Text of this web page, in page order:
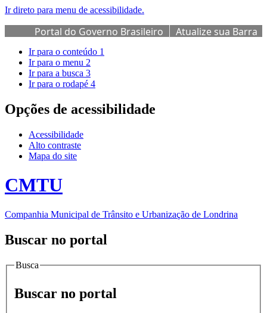
Ir direto para menu de acessibilidade.
Portal do Governo Brasileiro
Atualize sua Barra
de Governo
Ir para o conteúdo 1
Ir para o menu 2
Ir para a busca 3
Ir para o rodapé 4
Opções de acessibilidade
Acessibilidade
Alto contraste
Mapa do site
CMTU
Companhia Municipal de Trânsito e Urbanização de Londrina
Buscar no portal
Busca
Buscar no portal